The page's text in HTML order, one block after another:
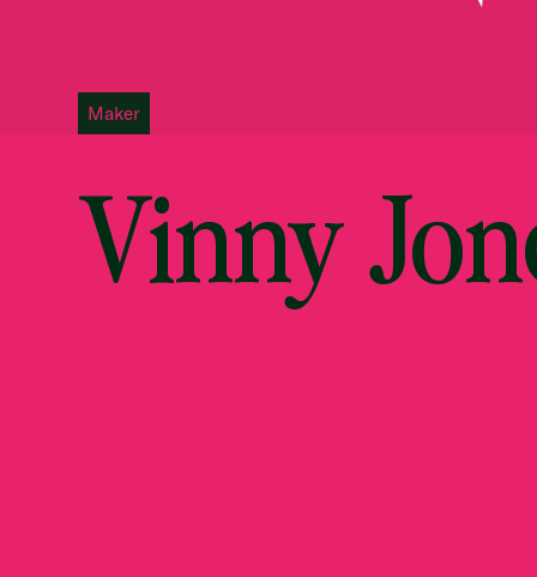
Maker
Vinny